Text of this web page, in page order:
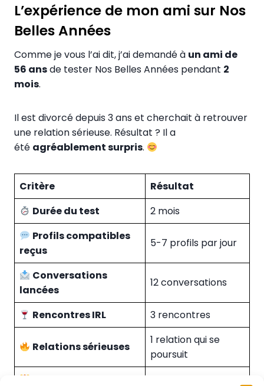
L’expérience de mon ami sur Nos
Belles Années
Comme je vous l’ai dit, j’ai demandé à un ami de
56 ansde tester Nos Belles Années pendant 2
mois.
Il est divorcé depuis 3 ans et cherchait à retrouver
une relation sérieuse. Résultat ? Il a
été agréablement surpris.
Critère
Résultat
Durée du test
2 mois
Profils compatibles
reçus
5-7 profils par jour
Conversations
lancées
12 conversations
Rencontres IRL 3 rencontres
Relations sérieuses
1 relation qui se
poursuit